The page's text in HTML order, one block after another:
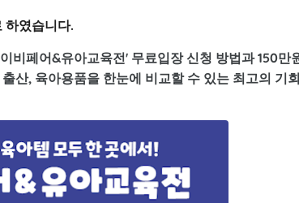
하였습니다.
비페어&유아교육전' 무료입장 신청 방법과 150만
산, 육아용품을 한눈에 비교할 수 있는 최고의 기